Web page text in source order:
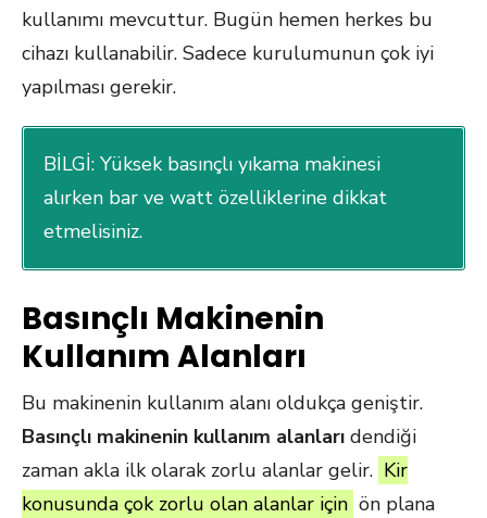
kullanımı mevcuttur. Bugün hemen herkes bu
cihazı kullanabilir. Sadece kurulumunun çok iyi
yapılması gerekir.
BİLGİ: Yüksek basınçlı yıkama makinesi
alırken bar ve watt özelliklerine dikkat
etmelisiniz.
Basınçlı Makinenin
Kullanım Alanları
Bu makinenin kullanım alanı oldukça geniştir.
Basınçlı makinenin kullanım alanları dendiği
zaman akla ilk olarak zorlu alanlar gelir. Kir
konusunda çok zorlu olan alanlar için ön plana